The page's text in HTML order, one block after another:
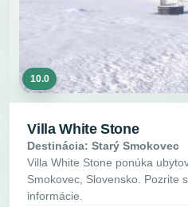
10.0
Villa White Stone
Destinácia: Starý Smokovec
Villa White Stone ponúka
Smokovec, Slovensko. Pozrite
informácie.